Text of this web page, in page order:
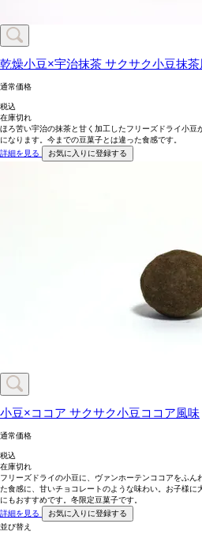
乾燥小豆×宇治抹茶 サクサク小豆抹
通常価格
税込
在庫切れ
ほろ苦い宇治の抹茶と甘く加工したフリーズドライ小豆
になります。今までの豆菓子とは違った食感です。
詳細を見る
お気に入りに登録する
小豆×ココア サクサク小豆ココア風味
通常価格
税込
在庫切れ
フリーズドライの小豆に、ヴァンホーテンココアをふん
た食感に、甘いチョコレートのような味わい。お子様に
にもおすすめです。冬限定豆菓子です。
詳細を見る
お気に入りに登録する
並び替え